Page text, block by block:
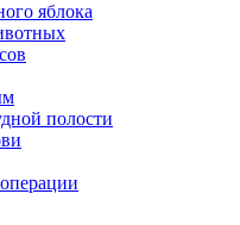
яблока
полости